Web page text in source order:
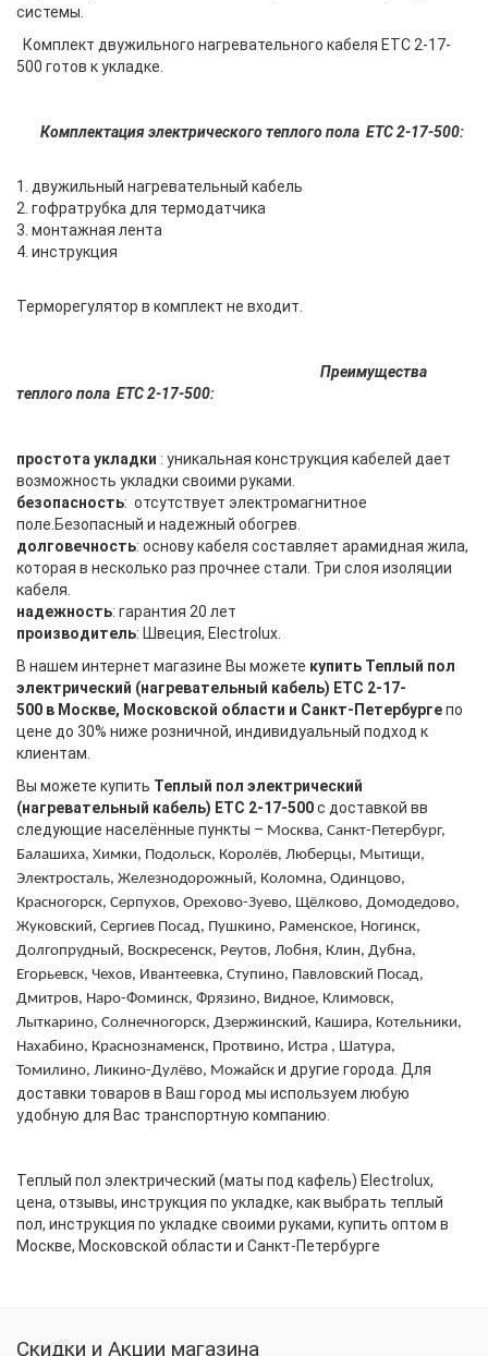
системы.
Комплект двужильного нагревательного кабеля ETC 2-17-
500 готов к укладке.
Комплектация электрического теплого пола ETC 2-17-500:
1. двужильный нагревательный кабель
2. гофратрубка для термодатчика
3. монтажная лента
4. инструкция
Терморегулятор в комплект не входит.
Преимущества
теплого пола ETC 2-17-500:
простота укладки : уникальная конструкция кабелей дает
возможность укладки своими руками.
безопасность: отсутствует электромагнитное
поле.Безопасный и надежный обогрев.
долговечность: основу кабеля составляет арамидная жила,
которая в несколько раз прочнее стали. Три слоя изоляции
кабеля.
надежность: гарантия 20 лет
производитель: Швеция, Electrolux.
В нашем интернет магазине Вы можете купить Теплый пол
электрический (нагревательный кабель) ETC 2-17-
500 в Москве, Московской области и Санкт-Петербургепо
цене до 30% ниже розничной, индивидуальный подход к
клиентам.
Вы можете купить Теплый пол электрический
(нагревательный кабель) ETC 2-17-500с доставкой вв
следующие населённые пункты – Москва, Санкт-Петербург,
Балашиха, Химки, Подольск, Королёв, Люберцы, Мытищи,
Электросталь, Железнодорожный, Коломна, Одинцово,
Красногорск, Серпухов, Орехово-Зуево, Щёлково, Домодедово,
Жуковский, Сергиев Посад, Пушкино, Раменское, Ногинск,
Долгопрудный, Воскресенск, Реутов, Лобня, Клин, Дубна,
Егорьевск, Чехов, Ивантеевка, Ступино, Павловский Посад,
Дмитров, Наро-Фоминск, Фрязино, Видное, Климовск,
Лыткарино, Солнечногорск, Дзержинский, Кашира, Котельники,
Нахабино, Краснознаменск, Протвино, Истра , Шатура,
Томилино, Ликино-Дулёво, Можайск и другие города. Для
доставки товаров в Ваш город мы используем любую
удобную для Вас транспортную компанию.
Теплый пол электрический (маты под кафель) Electrolux,
цена, отзывы, инструкция по укладке, как выбрать теплый
пол, инструкция по укладке своими руками, купить оптом в
Москве, Московской области и Санкт-Петербурге
Скидки и Акции магазина